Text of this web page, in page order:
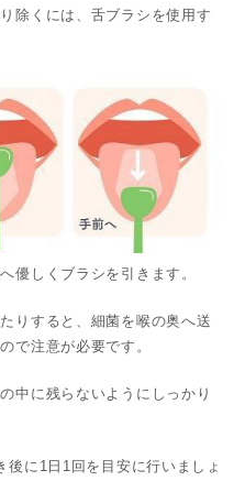
除くには、舌ブラシを使用す
優しくブラシを引きます。
りすると、細菌を喉の奥へ送
で注意が必要です。
中に残らないようにしっかり
に1日1回を目安に行いましょ